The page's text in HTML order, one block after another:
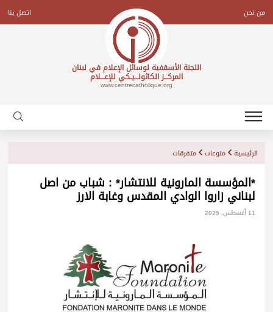
contentمن نحن اتصل بنا
اللجنة الأسقفية لوسائل الإعلام في لبنان
المركـــز الكاثولـــيـكي للإعـــلام
www.centrecatholique.org
الرئيسية منوعات متفرقات
*المؤسسة المارونية للانتشار* : شباب من اصل
لبناني زاروا الوادي المقدس وغابة الارز
11 أغسطس، 2025